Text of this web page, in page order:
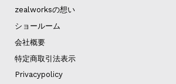
zealworksの想い
ショールーム
会社概要
特定商取引法表示
Privacypolicy